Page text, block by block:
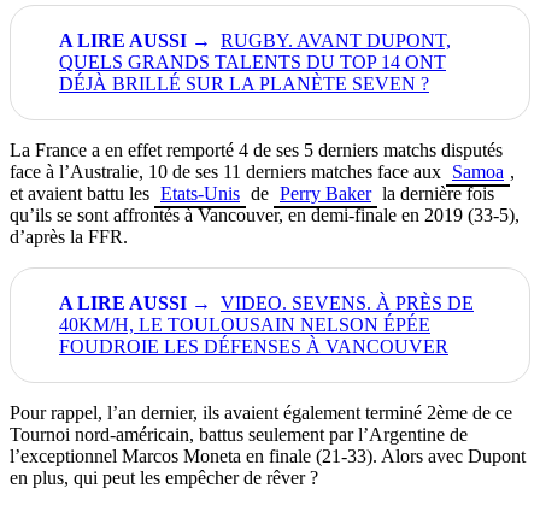
RUGBY. AVANT DUPONT,
QUELS GRANDS TALENTS DU TOP 14 ONT
DÉJÀ BRILLÉ SUR LA PLANÈTE SEVEN ?
La France a en effet remporté 4 de ses 5 derniers matchs disputés
face à l’Australie, 10 de ses 11 derniers matches face aux Samoa ,
et avaient battu les Etats-Unis de Perry Baker la dernière fois
qu’ils se sont affrontés à Vancouver, en demi-finale en 2019 (33-5),
d’après la FFR.
VIDEO. SEVENS. À PRÈS DE
40KM/H, LE TOULOUSAIN NELSON ÉPÉE
FOUDROIE LES DÉFENSES À VANCOUVER
Pour rappel, l’an dernier, ils avaient également terminé 2ème de ce
Tournoi nord-américain, battus seulement par l’Argentine de
l’exceptionnel Marcos Moneta en finale (21-33). Alors avec Dupont
en plus, qui peut les empêcher de rêver ?